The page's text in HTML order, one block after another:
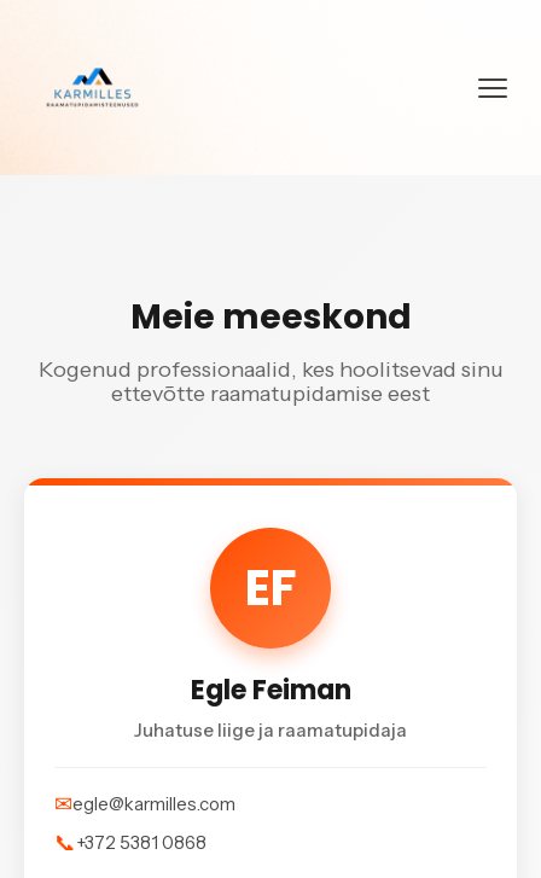
Meie meeskond
Kogenud professionaalid, kes hoolitsevad sinu
ettevõtte raamatupidamise eest
EF
Egle Feiman
Juhatuse liige ja raamatupidaja
✉egle@karmilles.com
📞+372 5381 0868